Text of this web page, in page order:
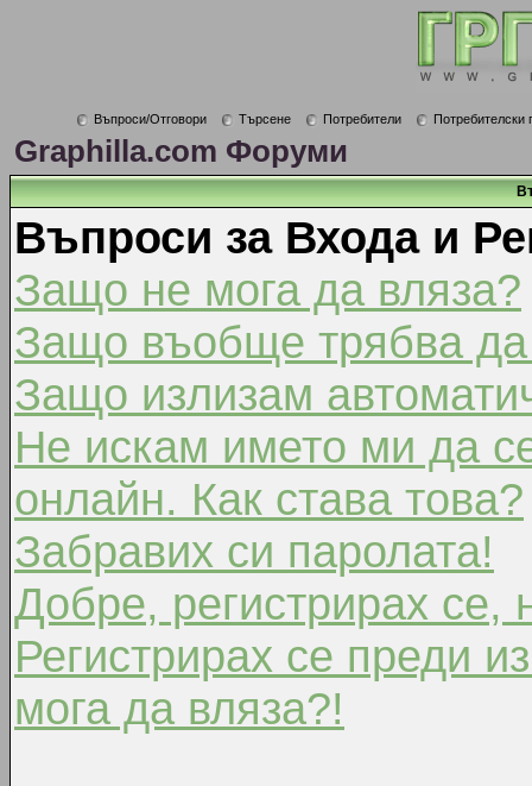
Въпроси/Отговори Търсене Потребители Потребителски
Graphilla.com Форуми
Въпроси за Входа и
Защо не мога да вляза?
Защо въобще трябва да
Защо излизам
Не искам името ми да
онлайн. Как става това?
Забравих си паролата!
Добре, регистрирах се,
Регистрирах се преди
мога да вляза?!